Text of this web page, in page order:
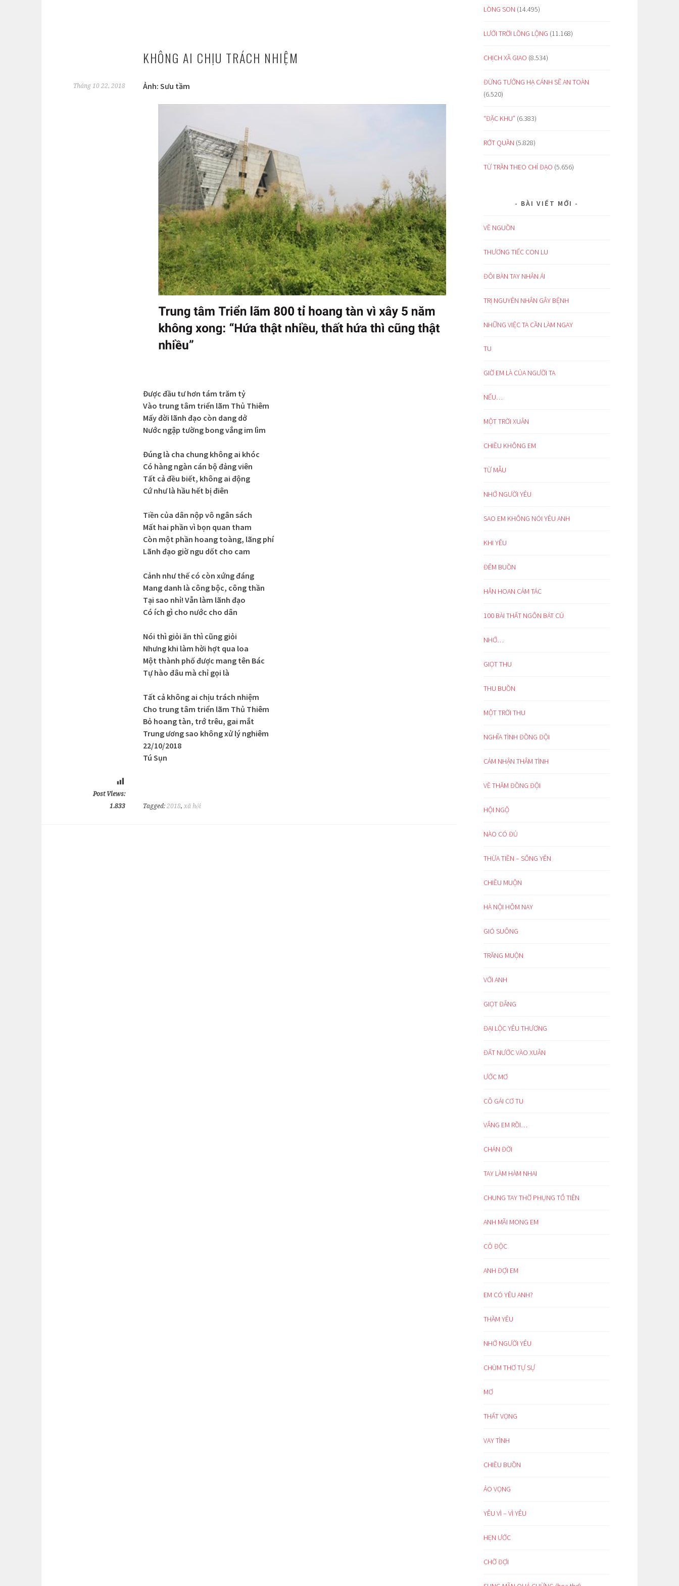
KHÔNG AI CHỊU TRÁCH NHIỆM
Tháng 10 22, 2018 Ảnh: Sưu tầm
Được đầu tư hơn tám trăm tỷ
Vào trung tâm triển lãm Thủ Thiêm
Mấy đời lãnh đạo còn dang dở
Nước ngập tường bong vắng im lìm
Đúng là cha chung không ai khóc
Có hàng ngàn cán bộ đảng viên
Tất cả đều biết, không ai động
Cứ như là hầu hết bị điên
Tiền của dân nộp vô ngân sách
Mất hai phần vì bọn quan tham
Còn một phần hoang toàng, lãng phí
Lãnh đạo giờ ngu dốt cho cam
Cảnh như thế có còn xứng đáng
Mang danh là công bộc, công thần
Tại sao nhỉ! Vẫn làm lãnh đạo
Có ích gì cho nước cho dân
Nói thì giỏi ăn thì cũng giỏi
Nhưng khi làm hời hợt qua loa
Một thành phố được mang tên Bác
Tự hào đâu mà chỉ gọi là
Tất cả không ai chịu trách nhiệm
Cho trung tâm triển lãm Thủ Thiêm
Bỏ hoang tàn, trớ trêu, gai mắt
Trung ương sao không xử lý nghiêm
22/10/2018
Tú Sụn
Post Views:
1.833
Tagged: 2018, xã hội
LÒNG SON (14.495)
LƯỚI TRỜI LỒNG LỘNG (11.168)
CHỊCH XÃ GIAO (8.534)
ĐỪNG TƯỞNG HẠ CÁNH SẼ AN TOÀN
(6.520)
“ĐẶC KHU” (6.383)
RỚT QUẦN (5.828)
TỪ TRẦN THEO CHỈ ĐẠO (5.656)
BÀI VIẾT MỚI
VỀ NGUỒN
THƯƠNG TIẾC CON LU
ĐÔI BÀN TAY NHÂN ÁI
TRỊ NGUYÊN NHÂN GÂY BỆNH
NHỮNG VIỆC TA CẦN LÀM NGAY
TU
GIỜ EM LÀ CỦA NGƯỜI TA
NẾU…
MỘT TRỜI XUÂN
CHIỀU KHÔNG EM
TỪ MẪU
NHỚ NGƯỜI YÊU
SAO EM KHÔNG NÓI YÊU ANH
KHI YÊU
ĐÊM BUỒN
HÂN HOAN CẢM TÁC
100 BÀI THẤT NGÔN BÁT CÚ
NHỚ…
GIỌT THU
THU BUỒN
MỘT TRỜI THU
NGHĨA TÌNH ĐỒNG ĐỘI
CẢM NHẬN THÂM TÌNH
VỀ THĂM ĐỒNG ĐỘI
HỘI NGỘ
NÀO CÓ ĐỦ
THỪA TIỀN – SỐNG YÊN
CHIỀU MUỘN
HÀ NỘI HÔM NAY
GIÓ SUÔNG
TRĂNG MUỘN
VỚI ANH
GIỌT ĐẮNG
ĐẠI LỘC YÊU THƯƠNG
ĐẤT NƯỚC VÀO XUÂN
ƯỚC MƠ
CÔ GÁI CƠ TU
VẮNG EM RỒI…
CHÁN ĐỜI
TAY LÀM HÀM NHAI
CHUNG TAY THỜ PHỤNG TỔ TIÊN
ANH MÃI MONG EM
CÔ ĐỘC
ANH ĐỢI EM
EM CÓ YÊU ANH?
THẦM YÊU
NHỚ NGƯỜI YÊU
CHÙM THƠ TỰ SỰ
MƠ
THẤT VỌNG
VAY TÌNH
CHIỀU BUỒN
ẢO VỌNG
YÊU VÌ – VÌ YÊU
HẸN ƯỚC
CHỜ ĐỢI